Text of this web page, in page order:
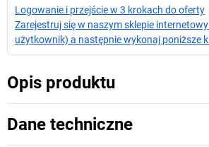
Logowanie i przejście w 3 krokach do oferty
Zarejestruj się w naszym sklepie
użytkownik) a następnie wykonaj poniższe
Opis produktu
Dane techniczne